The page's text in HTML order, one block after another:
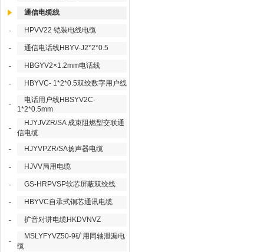
通信电缆线
- HPVV22 铠装电线电缆
- 通信电话线HBYV-J2*2*0.5
- HBGYV2×1.2mm电话线
- HBYVC- 1*2*0.5双绞数字用户线
-
电话用户线HBSYV2C-
1*2*0.5mm
-
HJYJVZR/SA 成束阻燃型交联通
信电缆
-
HJYVPZR/SA扬声器电缆
- HJVV局用电缆
- GS-HRPVSP软芯屏蔽双绞线
- HBYVC自承式铜芯通讯电缆
- 扩音对讲电缆HKDVNVZ
-
MSLYFYVZ50-9矿用同轴泄漏电
缆